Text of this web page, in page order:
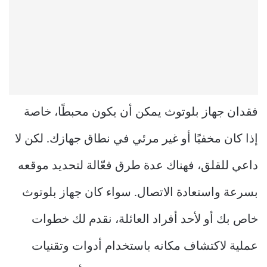
فقدان جهاز بلوتوث يمكن أن يكون محبطًا، خاصة
إذا كان مخفيًا أو غير مرئي في نطاق جهازك. لكن لا
داعي للقلق، فهناك عدة طرق فعّالة لتحديد موقعه
بسرعة واستعادة الاتصال. سواء كان جهاز بلوتوث
خاص بك أو لأحد أفراد العائلة، نقدم لك خطوات
عملية لاكتشاف مكانه باستخدام أدوات وتقنيات